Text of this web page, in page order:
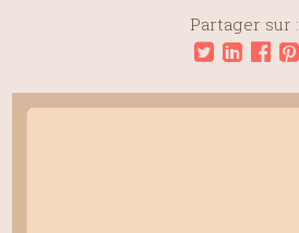
Partager sur :